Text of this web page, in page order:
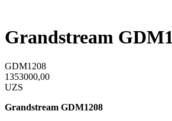
Grandstream
GDM1208
1353000,00
UZS
Grandstream GDM1208